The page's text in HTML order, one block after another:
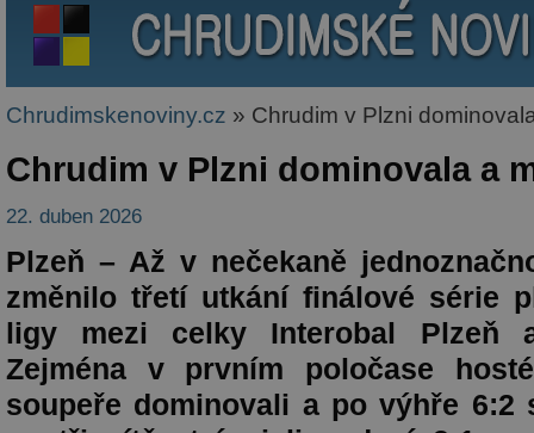
Chrudimskenoviny.cz » Chrudim v Plzni
Chrudim v Plzni dominovala a
22. duben 2026
Plzeň – Až v nečekaně
změnilo třetí utkání finálové série
ligy mezi celky Interobal Plzeň
Zejména v prvním poločase
soupeře dominovali a po výhře 6:2